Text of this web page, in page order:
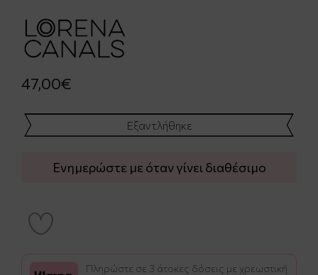
47,00€
Εξαντλήθηκε
Ενημερώστε με όταν γίνει διαθέσιμο
Πληρώστε σε 3 άτοκες δόσεις με χρεωστική